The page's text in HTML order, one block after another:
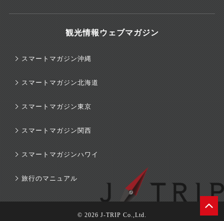
観光情報ウェブマガジン
スマートマガジン沖縄
スマートマガジン北海道
スマートマガジン東京
スマートマガジン関西
スマートマガジンハワイ
旅行のマニュアル
© 2026 J-TRIP Co.,Ltd.